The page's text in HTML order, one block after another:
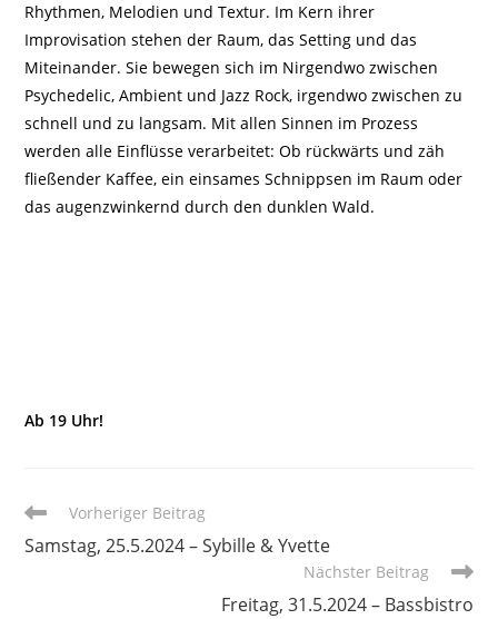
Rhythmen, Melodien und Textur. Im Kern ihrer
Improvisation stehen der Raum, das Setting und das
Miteinander. Sie bewegen sich im Nirgendwo zwischen
Psychedelic, Ambient und Jazz Rock, irgendwo zwischen zu
schnell und zu langsam. Mit allen Sinnen im Prozess
werden alle Einflüsse verarbeitet: Ob rückwärts und zäh
fließender Kaffee, ein einsames Schnippsen im Raum oder
das augenzwinkernd durch den dunklen Wald.
Ab 19 Uhr!
Weitere
ansehen
Vorheriger Beitrag
Samstag, 25.5.2024 – Sybille & Yvette
Nächster Beitrag
Freitag, 31.5.2024 – Bassbistro